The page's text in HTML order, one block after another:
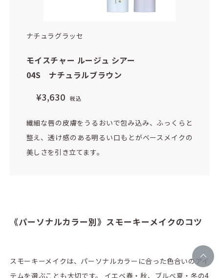
ナチュラグラッセ
モイスチャー ルージュ シアー
04S ナチュラルブラウン
¥3,630 税込
繊細な唇の皮膚をうるおいで包み込み、ふっくらと
整え、透け感のある明るい口もとがベースメイクの
美しさを引き立てます。
《パーソナルカラー別》スモーキーメイクのコツ
スモーキーメイクは、パーソナルカラーに合った色合いのアイ
テムを選ぶことも大切です。 イエベ春・秋、ブルべ夏・冬の4